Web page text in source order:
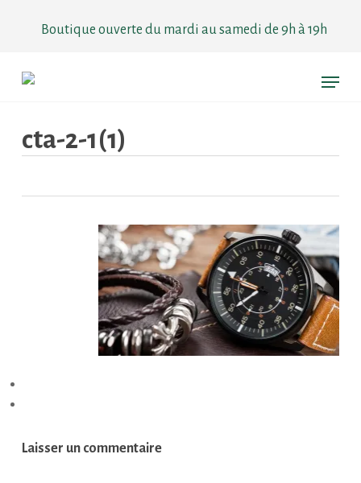
content
Boutique ouverte du mardi au samedi de 9h à 19h
cta-2-1(1)
Laisser un commentaire